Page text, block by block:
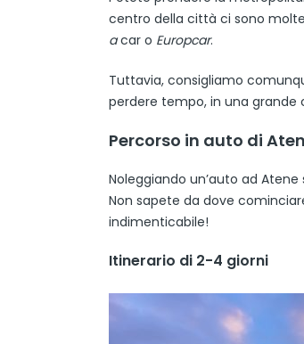
centro della città ci sono
acar o Europcar.
Tuttavia, consigliamo
perdere tempo, in una
Percorso in auto di
Noleggiando un’auto ad
Non sapete da dove
indimenticabile!
Itinerario di 2-4 giorni